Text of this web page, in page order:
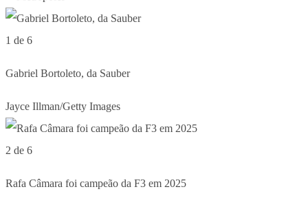
1 de 6
Gabriel Bortoleto, da Sauber
Jayce Illman/Getty Images
2 de 6
Rafa Câmara foi campeão da F3 em 2025